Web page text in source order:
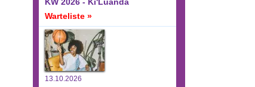
KW 2026 - Ki'Luanda
Warteliste »
13.10.2026